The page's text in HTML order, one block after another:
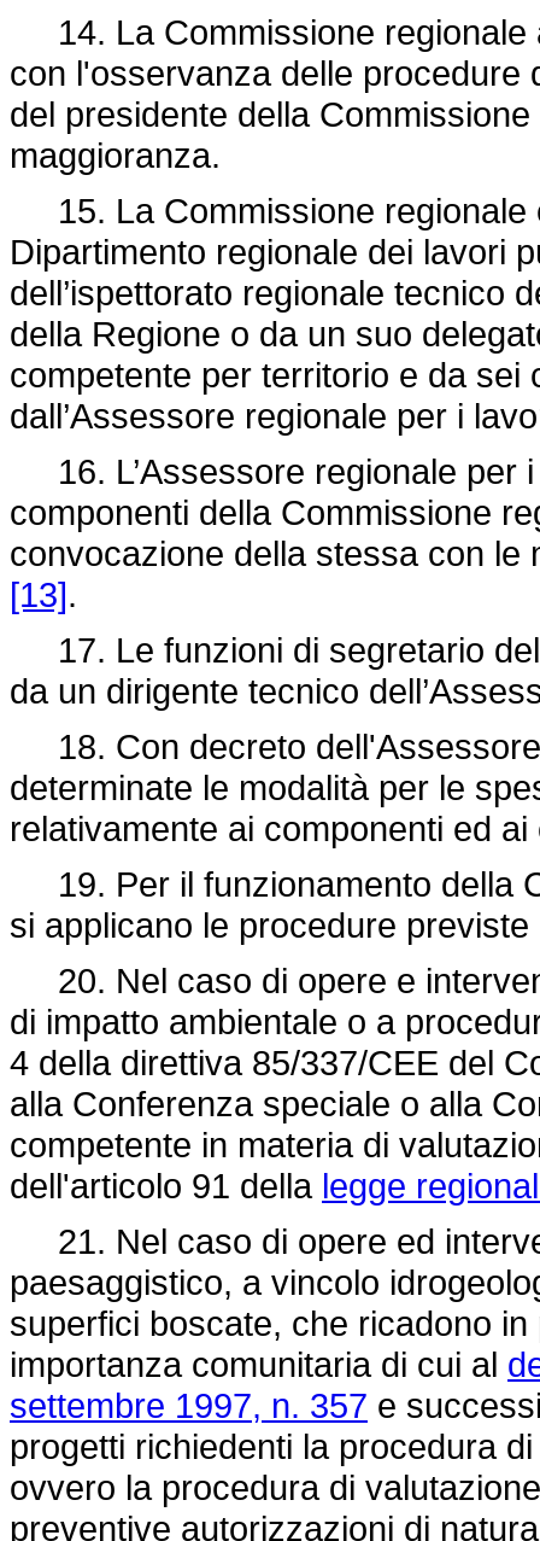
14. La Commissione regionale
con l'osservanza delle procedure
del presidente della
maggioranza.
15. La Commissione regionale
Dipartimento regionale dei lavori
dell’ispettorato regionale tecnico
della Regione o da un suo
competente per territorio e da sei
dall’Assessore regionale per i
16. L’Assessore regionale per
componenti della Commissione
convocazione della stessa con le
[13].
17. Le funzioni di segretario
da un dirigente tecnico
18. Con decreto
determinate le modalità per le
relativamente ai componenti ed
19. Per il funzionamento della
si applicano le procedure
20. Nel caso di opere e
di impatto ambientale o a
4 della direttiva 85/337/CEE del
alla Conferenza speciale o alla
competente in materia di
dell'articolo 91 della legge
21. Nel caso di opere ed
paesaggistico, a vincolo
superfici boscate, che ricadono
importanza comunitaria di cui al
settembre 1997, n. 357 e
progetti richiedenti la procedura
ovvero la procedura di
preventive autorizzazioni di